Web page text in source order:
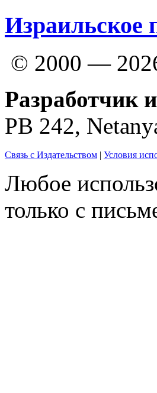
Израильское
© 2000 —
Разработчик
PB 242,
Связь с Издательством | Условия
Любое
только с